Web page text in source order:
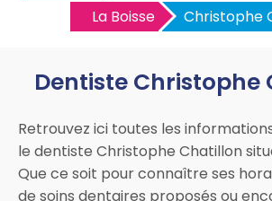
La Boisse
Christophe
Dentiste Christophe
Retrouvez ici toutes les
le dentiste Christophe Chatillon
Que ce soit pour connaître ses
de soins dentaires proposés ou